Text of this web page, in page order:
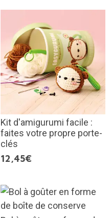
Kit d'amigurumi facile :
faites votre propre porte-
clés
12,45€